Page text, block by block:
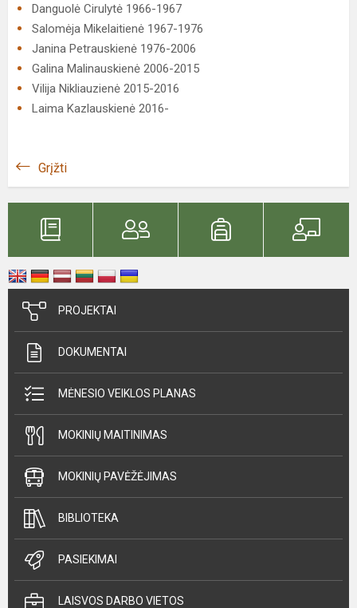
Danguolė Cirulytė 1966-1967
Salomėja Mikelaitienė 1967-1976
Janina Petrauskienė 1976-2006
Galina Malinauskienė 2006-2015
Vilija Nikliauzienė 2015-2016
Laima Kazlauskienė 2016-
Grįžti
PROJEKTAI
DOKUMENTAI
MĖNESIO VEIKLOS PLANAS
MOKINIŲ MAITINIMAS
MOKINIŲ PAVĖŽĖJIMAS
BIBLIOTEKA
PASIEKIMAI
LAISVOS DARBO VIETOS